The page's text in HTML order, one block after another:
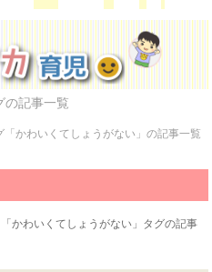
の記事一覧
「かわいくてしょうがない」の記事一覧
「かわいくてしょうがない」タグの記事